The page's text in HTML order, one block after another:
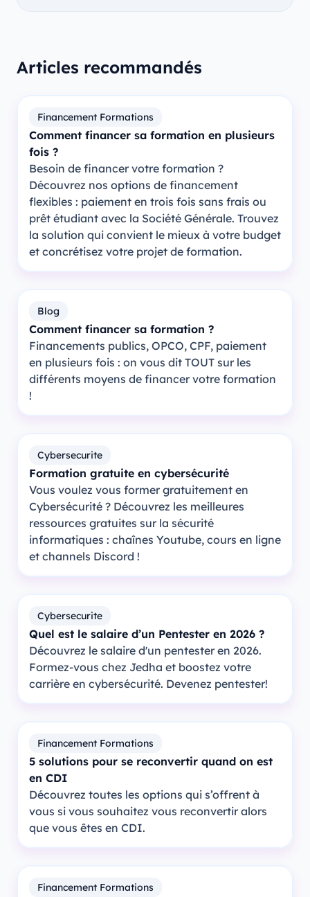
Articles recommandés
Financement Formations
Comment financer sa formation en plusieurs
fois ?
Besoin de financer votre formation ?
Découvrez nos options de financement
flexibles : paiement en trois fois sans frais ou
prêt étudiant avec la Société Générale. Trouvez
la solution qui convient le mieux à votre budget
et concrétisez votre projet de formation.
Blog
Comment financer sa formation ?
Financements publics, OPCO, CPF, paiement
en plusieurs fois : on vous dit TOUT sur les
différents moyens de financer votre formation
!
Cybersecurite
Formation gratuite en cybersécurité
Vous voulez vous former gratuitement en
Cybersécurité ? Découvrez les meilleures
ressources gratuites sur la sécurité
informatiques : chaînes Youtube, cours en ligne
et channels Discord !
Cybersecurite
Quel est le salaire d’un Pentester en 2026 ?
Découvrez le salaire d'un pentester en 2026.
Formez-vous chez Jedha et boostez votre
carrière en cybersécurité. Devenez pentester!
Financement Formations
5 solutions pour se reconvertir quand on est
en CDI
Découvrez toutes les options qui s’offrent à
vous si vous souhaitez vous reconvertir alors
que vous êtes en CDI.
Financement Formations